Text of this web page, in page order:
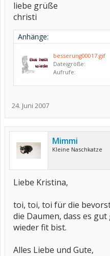
liebe grüße
christi
Anhänge:
besserung00017.gif
Dateigröße:
Aufrufe:
24. Juni 2007
Mimmi
Kleine Naschkatze
Liebe Kristina,
toi, toi, toi für die
die Daumen, dass es
wieder fit bist.
Alles Liebe und Gute,